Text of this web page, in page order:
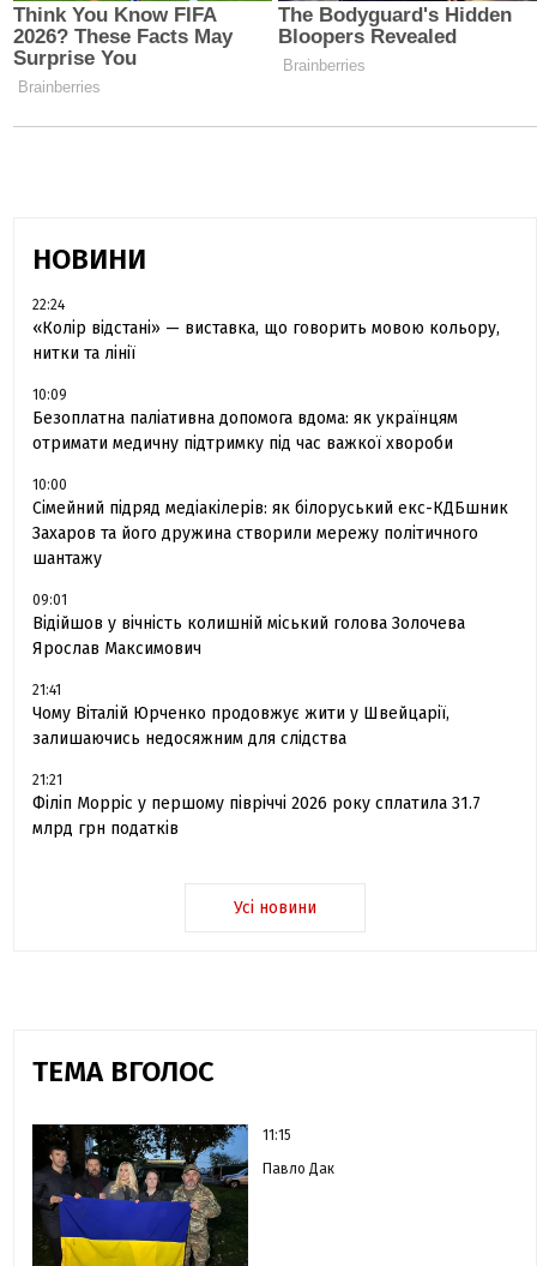
НОВИНИ
22:24
«Колір відстані» — виставка, що говорить мовою кольору,
нитки та лінії
10:09
Безоплатна паліативна допомога вдома: як українцям
отримати медичну підтримку під час важкої хвороби
10:00
Сімейний підряд медіакілерів: як білоруський екс-КДБшник
Захаров та його дружина створили мережу політичного
шантажу
09:01
Відійшов у вічність колишній міський голова Золочева
Ярослав Максимович
21:41
Чому Віталій Юрченко продовжує жити у Швейцарії,
залишаючись недосяжним для слідства
21:21
Філіп Морріс у першому півріччі 2026 року сплатила 31.7
млрд грн податків
Усі новини
ТЕМА ВГОЛОС
11:15
Павло Дак